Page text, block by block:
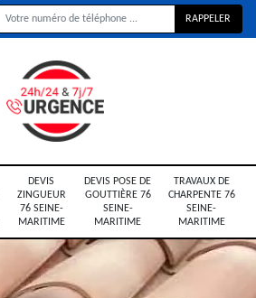
DEVIS
ZINGUEUR
76 SEINE-
MARITIME
DEVIS POSE DE
GOUTTIÈRE 76
SEINE-
MARITIME
TRAVAUX DE
CHARPENTE 76
SEINE-
MARITIME